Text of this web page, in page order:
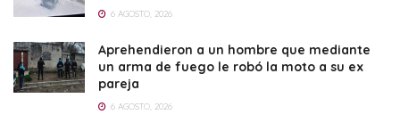
6 AGOSTO, 2026
Aprehendieron a un hombre que mediante
un arma de fuego le robó la moto a su ex
pareja
6 AGOSTO, 2026